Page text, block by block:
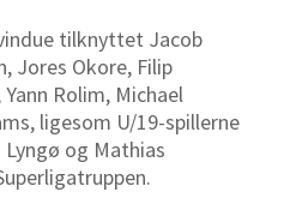
tilknyttet Jacob
Jores Okore, Filip
Rolim, Michael
ligesom U/19-spillerne
og Mathias